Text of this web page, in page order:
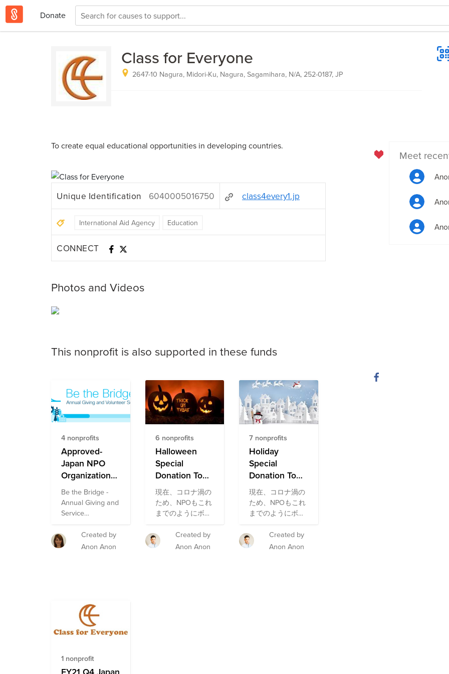
Donate
Class for Everyone
2647-10 Nagura, Midori-Ku, Nagura, Sagamihara, N/A, 252-0187, JP
To create equal educational opportunities in developing countries.
Unique Identification 6040005016750 class4every1.jp
International Aid Agency Education
CONNECT
Photos and Videos
This nonprofit is also supported in these funds
4 nonprofits
Approved-
Japan NPO
Organizations
Fund
Be the Bridge -
Annual Giving and
Service
Campaign- Japan
Created by
Anon Anon
6 nonprofits
Halloween
Special
Donation To
Japanese
Society Fund
現在、コロナ渦の
ため、NPOもこれ
までのようにボラ
ンティア活動がで
きず、支援を必要
としている人への
Created by
Anon Anon
7 nonprofits
Holiday
Special
Donation To
Japanese
Society Fund
現在、コロナ渦の
ため、NPOもこれ
までのようにボラ
ンティア活動がで
きず、支援を必要
としている人への
Created by
Anon Anon
1 nonprofit
Meet